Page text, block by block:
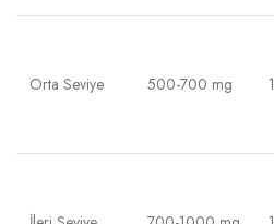
Orta Seviye 500-700 mg